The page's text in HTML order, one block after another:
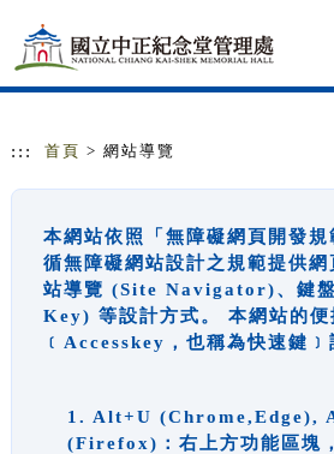
::: 首頁 > 網站導覽
本網站依照「無障礙網頁開發
循無障礙網站設計之規範提供
站導覽 (Site Navigator)、鍵
Key) 等設計方式。 本網站的便
﹝Accesskey，也稱為快速鍵﹞
1. Alt+U (Chrome,Edge),
(Firefox)：右上方功能區塊